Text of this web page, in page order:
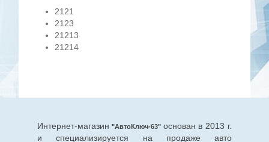
2121
2123
21213
21214
Интернет-магазин "АвтоКлюч-63" основан в 2013 г.
и специализируется на продаже авто